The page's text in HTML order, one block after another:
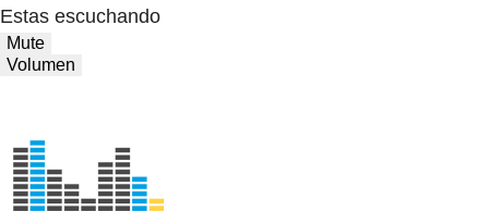
Estas escuchando
Mute
Volumen